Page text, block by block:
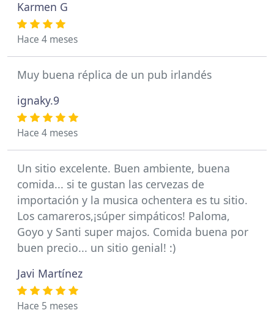
Karmen G
Hace 4 meses
Muy buena réplica de un pub irlandés
ignaky.9
Hace 4 meses
Un sitio excelente. Buen ambiente, buena
comida... si te gustan las cervezas de
importación y la musica ochentera es tu sitio.
Los camareros,¡súper simpáticos! Paloma,
Goyo y Santi super majos. Comida buena por
buen precio... un sitio genial! :)
Javi Martínez
Hace 5 meses